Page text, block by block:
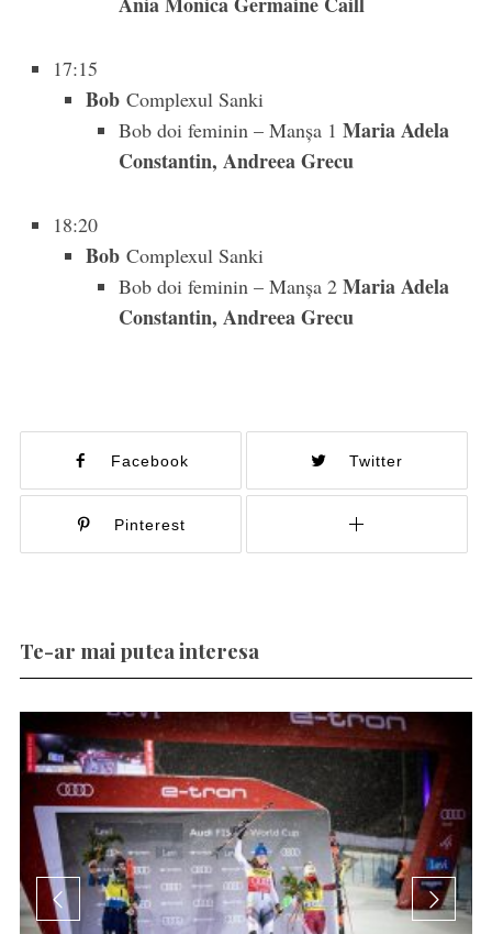
17:15
BobComplexul Sanki
Bob doi feminin – Manşa 1 Maria Adela
Constantin, Andreea Grecu
18:20
BobComplexul Sanki
Bob doi feminin – Manşa 2 Maria Adela
Constantin, Andreea Grecu
Facebook Twitter
Pinterest
Te-ar mai putea interesa